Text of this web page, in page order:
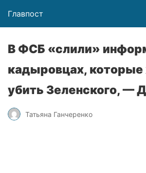
Главпост
В ФСБ «слили»
кадыровцах, которые
убить Зеленского, —
Татьяна Ганчеренко